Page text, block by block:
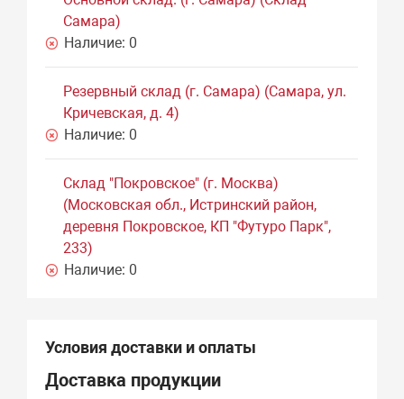
Самара)
Наличие: 0
Резервный склад (г. Самара) (Самара, ул.
Кричевская, д. 4)
Наличие: 0
Склад "Покровское" (г. Москва)
(Московская обл., Истринский район,
деревня Покровское, КП "Футуро Парк",
233)
Наличие: 0
Условия доставки и оплаты
Доставка продукции